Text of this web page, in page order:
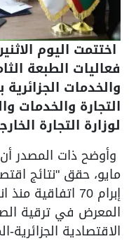
اختتمت اليوم
فعاليات الطبعة
التجارة والخدمات
لوزارة التجارة
مايو، حقق "نتائج
إبرام 70
المعرض في ترقية
الاقتصادية الجزائرية-